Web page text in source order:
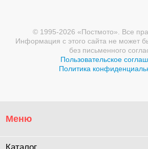
© 1995-2026 «Постмото». Все
Информация с этого сайта не может
без письменного
Пользовательское
Политика
Меню
Каталог